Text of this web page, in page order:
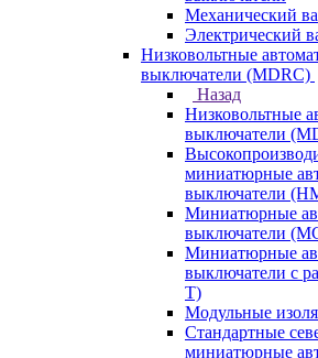
Механический
Электрический
Низковольтные
выключатели (MDRC)
Назад
Низковольтные
выключатели
миниатюрные
выключатели
Миниатюрные
выключатели
Миниатюрные
выключатели с
T)
Модульные
Стандартные
миниатюрные